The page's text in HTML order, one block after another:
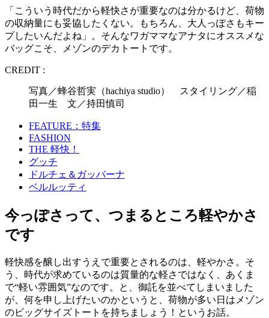
「こういう時代だから軽快さが重要なのは分かるけど、荷物
の収納量にも妥協したくない。もちろん、大人っぽさもキー
プしたいんだよね」。そんなワガママなアナタにオススメな
バッグこそ、メゾンのデカトートです。
CREDIT :
写真／蜂谷哲実（hachiya studio） スタイリング／稲
田一生 文／持田慎司
FEATURE：特集
FASHION
THE 軽快！
グッチ
ドルチェ＆ガッバーナ
ベルルッティ
今っぽさって、つまるところ軽やかさ
です
軽快感を醸し出すうえで重要とされるのは、軽やかさ。そ
う、時代が求めているのは質量的な軽さではなく、あくま
で“軽い雰囲気”なのです。と、御託を並べてしまいました
が、何を申し上げたいのかというと、荷物が多い日はメゾン
のビッグサイズトートを持ちましょう！というお話。